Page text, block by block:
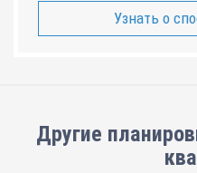
Узнать о
Другие